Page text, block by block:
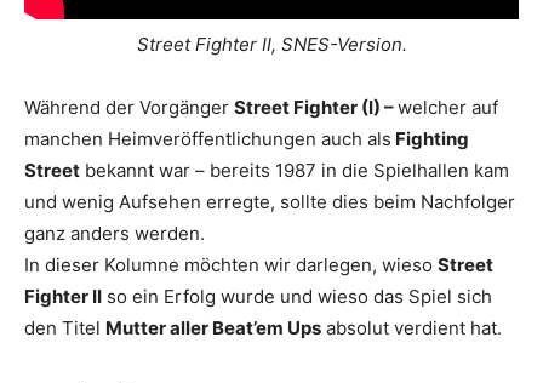
Street Fighter II, SNES-Version.
Während der Vorgänger Street Fighter (I) –welcher auf
manchen Heimveröffentlichungen auch als Fighting
Street bekannt war – bereits 1987 in die Spielhallen kam
und wenig Aufsehen erregte, sollte dies beim Nachfolger
ganz anders werden.
In dieser Kolumne möchten wir darlegen, wieso Street
Fighter II so ein Erfolg wurde und wieso das Spiel sich
den Titel Mutter aller Beat’em Ups absolut verdient hat.